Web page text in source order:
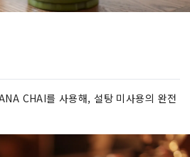
CHAI를 사용해, 설탕 미사용의 완전